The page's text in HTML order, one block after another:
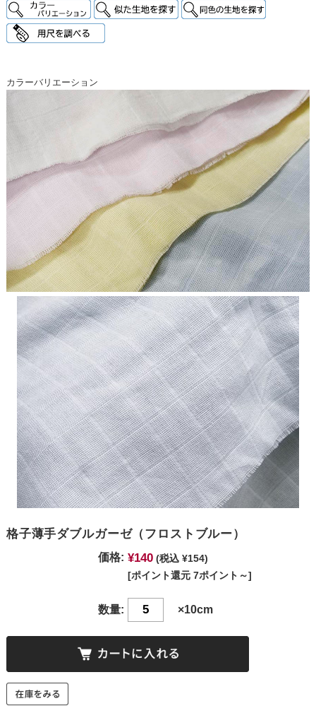
カラーバリエーション
格子薄手ダブルガーゼ（フロストブルー）
価格: ¥140 (税込 ¥154)
[ポイント還元 7ポイント～]
数量: ×10cm